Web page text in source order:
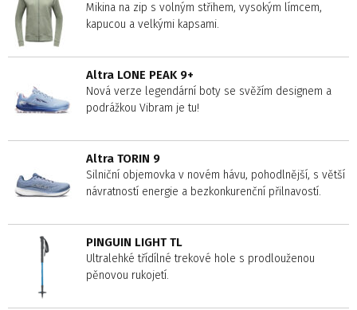
Mikina na zip s volným střihem, vysokým límcem,
kapucou a velkými kapsami.
Altra LONE PEAK 9+
Nová verze legendární boty se svěžím designem a
podrážkou Vibram je tu!
Altra TORIN 9
Silniční objemovka v novém hávu, pohodlnější, s větší
návratností energie a bezkonkurenční přilnavostí.
PINGUIN LIGHT TL
Ultralehké třídílné trekové hole s prodlouženou
pěnovou rukojetí.